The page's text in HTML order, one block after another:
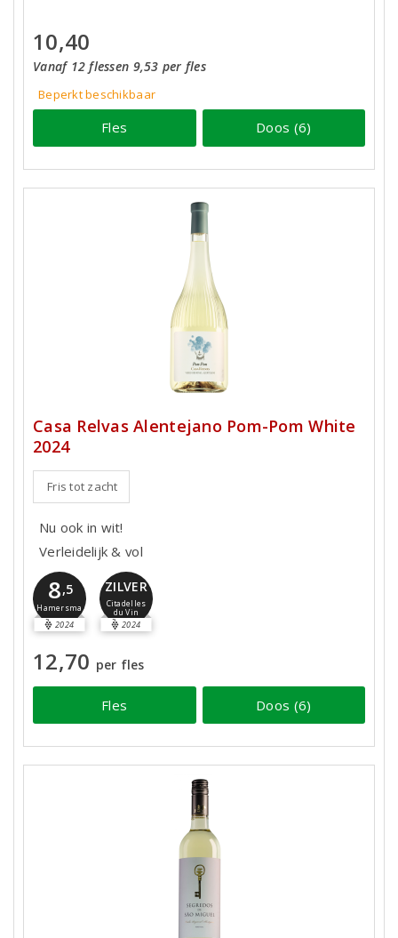
10,40
Vanaf 12 flessen 9,53 per fles
Beperkt beschikbaar
Fles Doos (6)
Casa Relvas Alentejano Pom-Pom White
2024
Fris tot zacht
Nu ook in wit!
Verleidelijk & vol
8,5
Hamersma
2024
ZILVER
Citadelles
du Vin
2024
12,70 per fles
Fles Doos (6)